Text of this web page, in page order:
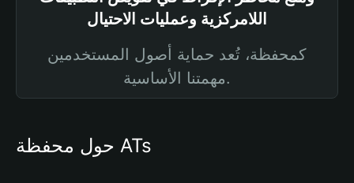
اللامركزية وعمليات الاحتيال
كمحفظة، تُعد حماية أصول المستخدمين
مهمتنا الأساسية.
حول محفظة ATs